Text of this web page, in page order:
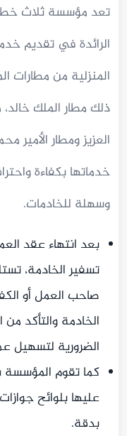
تعد مؤسسة ثلاث
الرائدة في تقديم
المنزلية من مطارات
ذلك مطار الملك
العزيز ومطار الأمير
خدماتها بكفاءة
وسهلة للخادمات.
بعد انتهاء عقد
تسفير الخادمة،
صاحب العمل أو
الخادمة والتأكد
الضرورية لتسهيل
كما تقوم المؤسسة
عليها بلوائح
بدقة.